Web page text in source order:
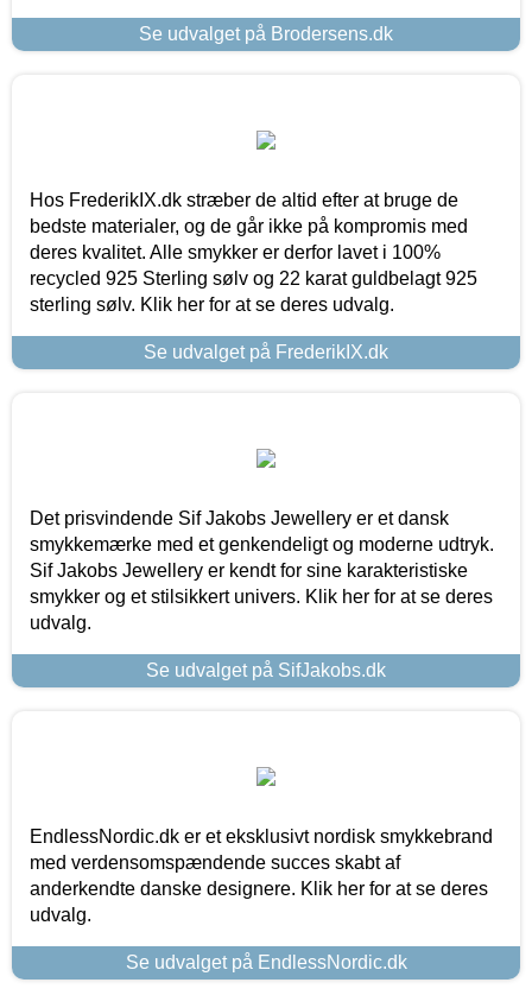
Se udvalget på Brodersens.dk
Hos FrederikIX.dk stræber de altid efter at bruge de
bedste materialer, og de går ikke på kompromis med
deres kvalitet. Alle smykker er derfor lavet i 100%
recycled 925 Sterling sølv og 22 karat guldbelagt 925
sterling sølv. Klik her for at se deres udvalg.
Se udvalget på FrederikIX.dk
Det prisvindende Sif Jakobs Jewellery er et dansk
smykkemærke med et genkendeligt og moderne udtryk.
Sif Jakobs Jewellery er kendt for sine karakteristiske
smykker og et stilsikkert univers. Klik her for at se deres
udvalg.
Se udvalget på SifJakobs.dk
EndlessNordic.dk er et eksklusivt nordisk smykkebrand
med verdensomspændende succes skabt af
anderkendte danske designere. Klik her for at se deres
udvalg.
Se udvalget på EndlessNordic.dk